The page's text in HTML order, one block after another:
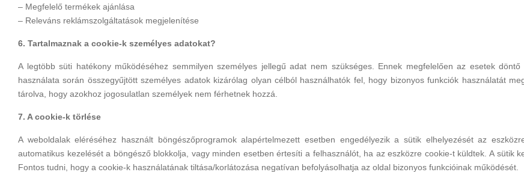
– Megfelelő termékek ajánlása
– Releváns reklámszolgáltatások megjelenítése
6. Tartalmaznak a cookie-k személyes adatokat?
A legtöbb süti hatékony működéséhez semmilyen személyes jellegű adat nem szükséges. Ennek megfelelően az esetek
használata során összegyűjtött személyes adatok kizárólag olyan célból használhatók fel, hogy bizonyos funkciók használatát
tárolva, hogy azokhoz jogosulatlan személyek nem férhetnek hozzá.
7. A cookie-k törlése
A weboldalak eléréséhez használt böngészőprogramok alapértelmezett esetben engedélyezik a sütik elhelyezését az
automatikus kezelését a böngésző blokkolja, vagy minden esetben értesíti a felhasználót, ha az eszközre cookie-t küldtek. A sütik
Fontos tudni, hogy a cookie-k használatának tiltása/korlátozása negatívan befolyásolhatja az oldal bizonyos funkcióinak működését.